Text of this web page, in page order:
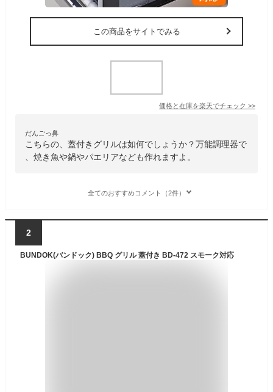
この商品をサイトでみる
価格と在庫を楽天でチェック >>
だんごっ鼻
こちらの、蓋付きグリルは如何でしょうか？万能調理器で
、焼き魚や鍋やパエリアなども作れますよ。
全てのおすすめコメント（2件）
2
BUNDOK(バンドック) BBQ グリル 蓋付き BD-472 スモーク対応